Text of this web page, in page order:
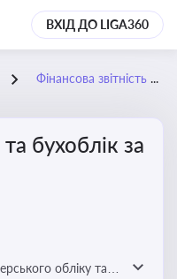
ВХІД ДО LIGA360
Фінансова звітність та бухоблік за П(С)БО і МСФЗ
та бухоблік за
обліку та